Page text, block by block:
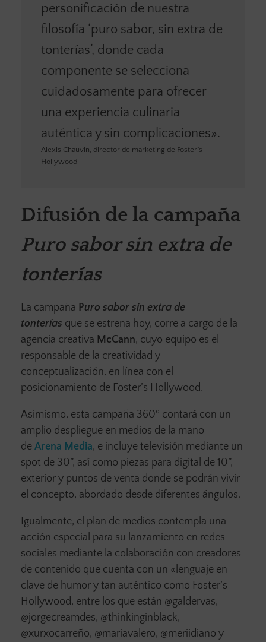
personificación de nuestra
filosofía ‘puro sabor, sin extra de
tonterías’, donde cada
componente se selecciona
cuidadosamente para ofrecer
una experiencia culinaria
auténtica y sin complicaciones».
Alexis Chauvin, director de marketing de Foster´s
Hollywood
Difusión de la campaña
Puro sabor sin extra de
tonterías
La campaña Puro sabor sin extra de
tonterías que se estrena hoy, corre a cargo de la
agencia creativa McCann, cuyo equipo es el
responsable de la creatividad y
conceptualización, en línea con el
posicionamiento de Foster’s Hollywood.
Asimismo, esta campaña 360º contará con un
amplio despliegue en medios de la mano
de Arena Media, e incluye televisión mediante un
spot de 30”, así como piezas para digital de 10”,
exterior y puntos de venta donde se podrán vivir
el concepto, abordado desde diferentes ángulos.
Igualmente, el plan de medios contempla una
acción especial para su lanzamiento en redes
sociales mediante la colaboración con creadores
de contenido que cuenta con un «lenguaje en
clave de humor y tan auténtico como Foster’s
Hollywood, entre los que están @galdervas,
@jorgecreamdes, @thinkinginblack,
@xurxocarreño, @mariavalero, @meriidiano y